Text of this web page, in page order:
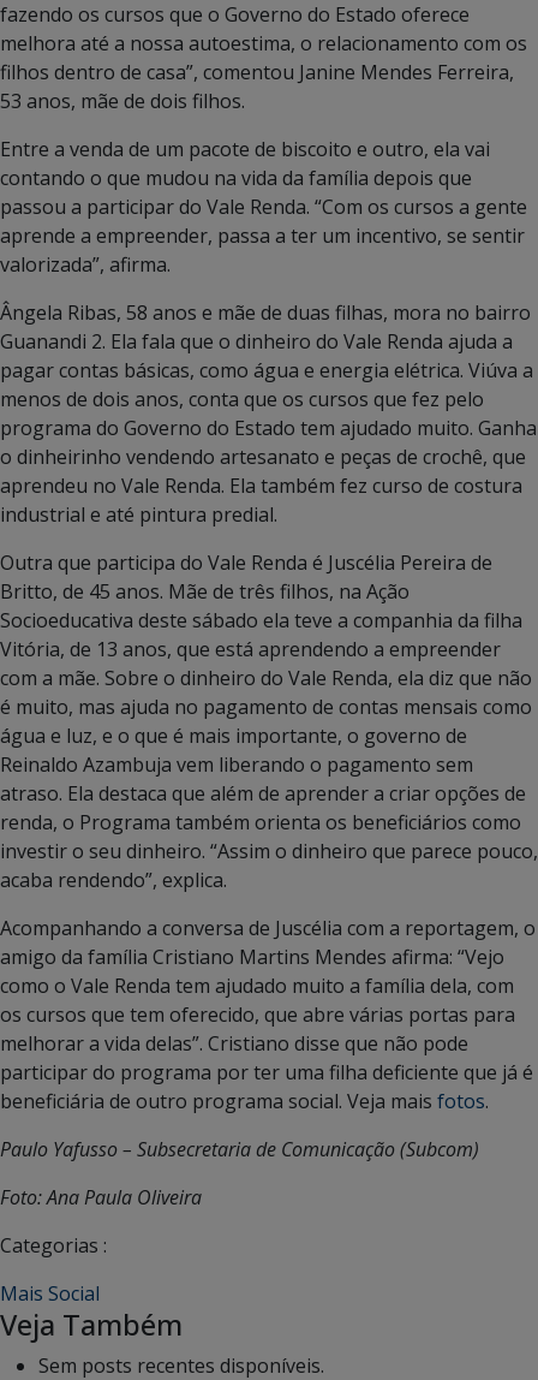
fazendo os cursos que o Governo do Estado oferece
melhora até a nossa autoestima, o relacionamento com os
filhos dentro de casa”, comentou Janine Mendes Ferreira,
53 anos, mãe de dois filhos.
Entre a venda de um pacote de biscoito e outro, ela vai
contando o que mudou na vida da família depois que
passou a participar do Vale Renda. “Com os cursos a gente
aprende a empreender, passa a ter um incentivo, se sentir
valorizada”, afirma.
Ângela Ribas, 58 anos e mãe de duas filhas, mora no bairro
Guanandi 2. Ela fala que o dinheiro do Vale Renda ajuda a
pagar contas básicas, como água e energia elétrica. Viúva a
menos de dois anos, conta que os cursos que fez pelo
programa do Governo do Estado tem ajudado muito. Ganha
o dinheirinho vendendo artesanato e peças de crochê, que
aprendeu no Vale Renda. Ela também fez curso de costura
industrial e até pintura predial.
Outra que participa do Vale Renda é Juscélia Pereira de
Britto, de 45 anos. Mãe de três filhos, na Ação
Socioeducativa deste sábado ela teve a companhia da filha
Vitória, de 13 anos, que está aprendendo a empreender
com a mãe. Sobre o dinheiro do Vale Renda, ela diz que não
é muito, mas ajuda no pagamento de contas mensais como
água e luz, e o que é mais importante, o governo de
Reinaldo Azambuja vem liberando o pagamento sem
atraso. Ela destaca que além de aprender a criar opções de
renda, o Programa também orienta os beneficiários como
investir o seu dinheiro. “Assim o dinheiro que parece pouco,
acaba rendendo”, explica.
Acompanhando a conversa de Juscélia com a reportagem, o
amigo da família Cristiano Martins Mendes afirma: “Vejo
como o Vale Renda tem ajudado muito a família dela, com
os cursos que tem oferecido, que abre várias portas para
melhorar a vida delas”. Cristiano disse que não pode
participar do programa por ter uma filha deficiente que já é
beneficiária de outro programa social. Veja mais fotos.
Paulo Yafusso – Subsecretaria de Comunicação (Subcom)
Foto: Ana Paula Oliveira
Categorias :
Mais Social
Veja Também
Sem posts recentes disponíveis.